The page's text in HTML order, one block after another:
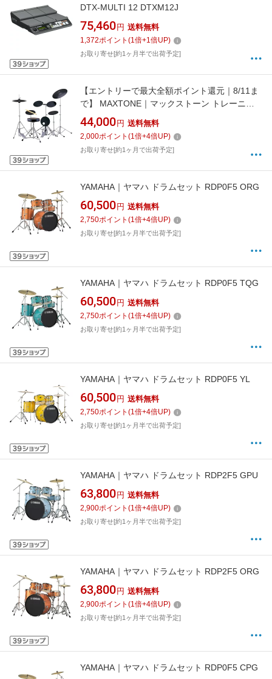
DTX-MULTI 12 DTXM12J
75,460 円 送料無料
1,372ポイント (1倍+1倍UP)
お取り寄せ[約1ヶ月半で出荷予定]
【エントリーで最大全額ポイント還元｜8/11ま
で】 MAXTONE｜マックストーン トレーニン
グドラムセット TD-5DX
44,000 円 送料無料
2,000ポイント (1倍+4倍UP)
お取り寄せ[約1ヶ月で出荷予定]
YAMAHA｜ヤマハ ドラムセット RDP0F5 ORG
60,500 円 送料無料
2,750ポイント (1倍+4倍UP)
お取り寄せ[約1ヶ月半で出荷予定]
YAMAHA｜ヤマハ ドラムセット RDP0F5 TQG
60,500 円 送料無料
2,750ポイント (1倍+4倍UP)
お取り寄せ[約1ヶ月半で出荷予定]
YAMAHA｜ヤマハ ドラムセット RDP0F5 YL
60,500 円 送料無料
2,750ポイント (1倍+4倍UP)
お取り寄せ[約1ヶ月半で出荷予定]
YAMAHA｜ヤマハ ドラムセット RDP2F5 GPU
63,800 円 送料無料
2,900ポイント (1倍+4倍UP)
お取り寄せ[約1ヶ月半で出荷予定]
YAMAHA｜ヤマハ ドラムセット RDP2F5 ORG
63,800 円 送料無料
2,900ポイント (1倍+4倍UP)
お取り寄せ[約1ヶ月半で出荷予定]
YAMAHA｜ヤマハ ドラムセット RDP0F5 CPG